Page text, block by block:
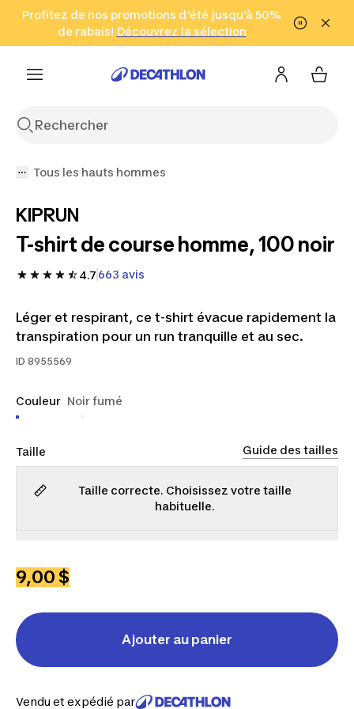
Aller à la recherche Aller au contenu Aller au pied de
Profitez de nos promotions d'été jusqu'à 50%
de rabais! Découvrez la sélection
Cliquez ici
en seulement 2 h!
(Zones sélectionnées)
Tous les hauts hommes
KIPRUN
T-shirt de course homme, 100 noir
4.7 663 avis
Léger et respirant, ce t-shirt évacue rapidement la
transpiration pour un run tranquille et au sec.
ID 8955569
Couleur Noir fumé
Taille Guide des tailles
Taille correcte. Choisissez votre taille
habituelle.
9,00 $
Ajouter au panier
Vendu et expédié par